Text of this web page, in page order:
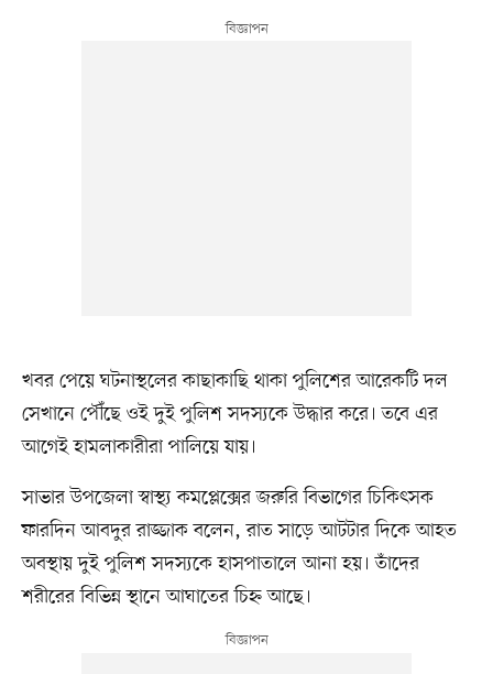
খবর পেয়ে ঘটনাস্থলের কাছাকাছি থাকা পুলিশের আরেকটি দল
সেখানে পৌঁছে ওই দুই পুলিশ সদস্যকে উদ্ধার করে। তবে এর
আগেই হামলাকারীরা পালিয়ে যায়।
সাভার উপজেলা স্বাস্থ্য কমপ্লেক্সের জরুরি বিভাগের চিকিৎসক
ফারদিন আবদুর রাজ্জাক বলেন, রাত সাড়ে আটটার দিকে আহত
অবস্থায় দুই পুলিশ সদস্যকে হাসপাতালে আনা হয়। তাঁদের
শরীরের বিভিন্ন স্থানে আঘাতের চিহ্ন আছে।